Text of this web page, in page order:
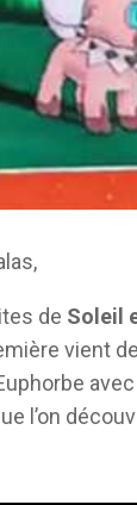
de Soleil
vient
l’on